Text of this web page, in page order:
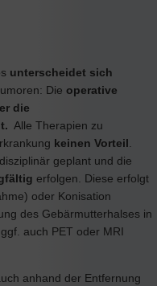
unterscheidet sich
Die operative
die
Alle Therapien zu
keinen Vorteil
geplant und die
erfolgen. Diese erfolgt
oder Konisation
des Gebärmutterhalses in
auch PET oder MRI
anhand der Entfernung